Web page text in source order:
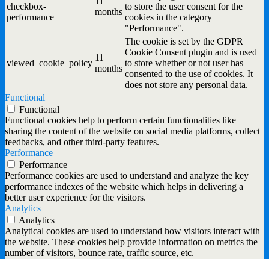
checkbox-
performance
months
to store the user consent for the
cookies in the category
"Performance".
viewed_cookie_policy
11
months
The cookie is set by the GDPR
Cookie Consent plugin and is used
to store whether or not user has
consented to the use of cookies. It
does not store any personal data.
Functional
Functional
Functional cookies help to perform certain functionalities like
sharing the content of the website on social media platforms, collect
feedbacks, and other third-party features.
Performance
Performance
Performance cookies are used to understand and analyze the key
performance indexes of the website which helps in delivering a
better user experience for the visitors.
Analytics
Analytics
Analytical cookies are used to understand how visitors interact with
the website. These cookies help provide information on metrics the
number of visitors, bounce rate, traffic source, etc.